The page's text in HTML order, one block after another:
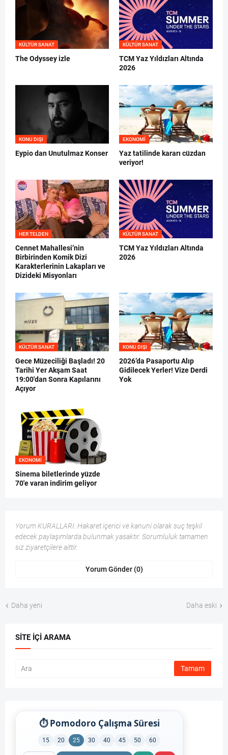
KÜLTÜR SANAT
The Odyssey izle
KÜLTÜR SANAT
TCM Yaz Yıldızları Altında
2026
KONU DIŞI
Eypio dan Unutulmaz Konser
EKONOMI
Yaz tatilinde kararı cüzdan
veriyor!
HER TELDEN
Cennet Mahallesi’nin
Birbirinden Komik Dizi
Karakterlerinin Lakapları ve
Dizideki Misyonları
KÜLTÜR SANAT
TCM Yaz Yıldızları Altında
2026
KÜLTÜR SANAT
Gece Müzeciliği Başladı! 20
Tarihi Yer Akşam Saat
19:00'dan Sonra Kapılarını
Açıyor
KONU DIŞI
2026’da Pasaportu Alıp
Gidilecek Yerler! Vize Derdi
Yok
EKONOMI
Sinema biletlerinde yüzde
70'e varan indirim geliyor
Yorum KURALLARI: Hakaret içerici ve kanuni olarak suç teşkil
edecek paylaşımlarda bulunmak yasaktır. Sorumluluk tamamen
siz ziyaretçilere aittir.
Yorum Gönder (0)
Daha yeni Daha eski
SITE İÇI ARAMA
⏱ Pomodoro Çalışma Süresi
15 20 25 30 40 45 50 60